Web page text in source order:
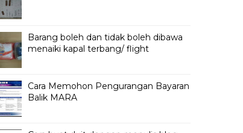
Barang boleh dan tidak boleh dibawa
menaiki kapal terbang/ flight
Cara Memohon Pengurangan Bayaran
Balik MARA